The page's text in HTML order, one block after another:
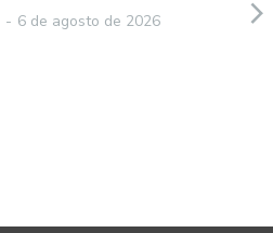
6 de agosto de 2026